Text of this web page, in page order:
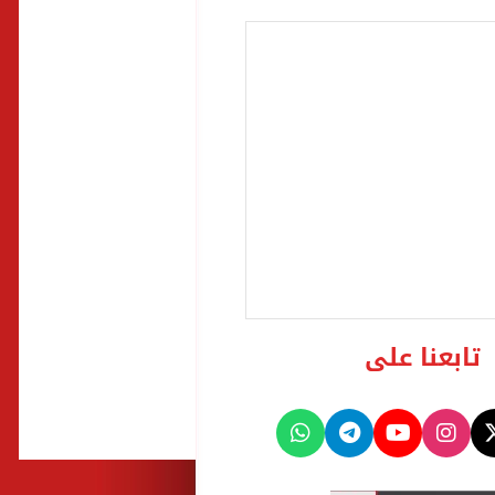
تابعنا على